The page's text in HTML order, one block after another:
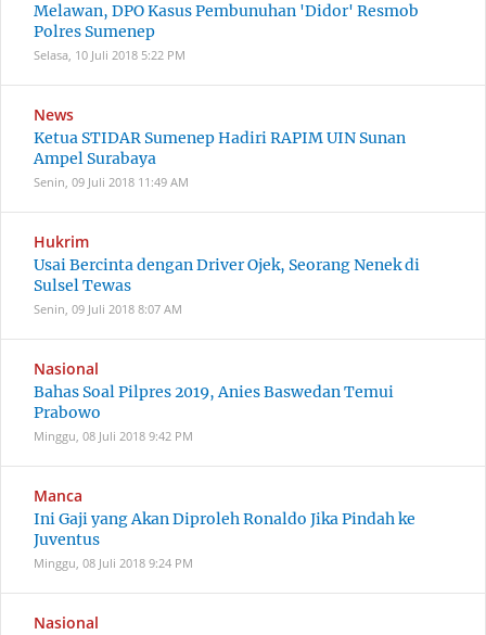
Melawan, DPO Kasus Pembunuhan 'Didor' Resmob
Polres Sumenep
Selasa, 10 Juli 2018 5:22 PM
News
Ketua STIDAR Sumenep Hadiri RAPIM UIN Sunan
Ampel Surabaya
Senin, 09 Juli 2018 11:49 AM
Hukrim
Usai Bercinta dengan Driver Ojek, Seorang Nenek di
Sulsel Tewas
Senin, 09 Juli 2018 8:07 AM
Nasional
Bahas Soal Pilpres 2019, Anies Baswedan Temui
Prabowo
Minggu, 08 Juli 2018 9:42 PM
Manca
Ini Gaji yang Akan Diproleh Ronaldo Jika Pindah ke
Juventus
Minggu, 08 Juli 2018 9:24 PM
Nasional